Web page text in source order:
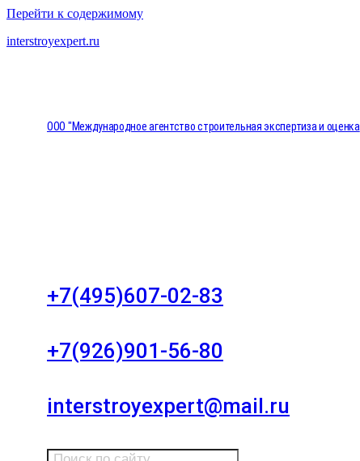
Перейти к содержимому
interstroyexpert.ru
ООО "Международное агентство строительная экспертиза и оценка
+7(495)607-02-83
+7(926)901-56-80
interstroyexpert@mail.ru